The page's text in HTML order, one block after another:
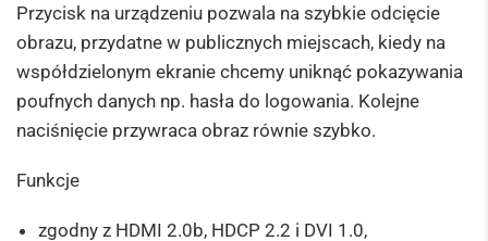
Przycisk na urządzeniu pozwala na szybkie odcięcie
obrazu, przydatne w publicznych miejscach, kiedy na
współdzielonym ekranie chcemy uniknąć pokazywania
poufnych danych np. hasła do logowania. Kolejne
naciśnięcie przywraca obraz równie szybko.
Funkcje
zgodny z HDMI 2.0b, HDCP 2.2 i DVI 1.0,